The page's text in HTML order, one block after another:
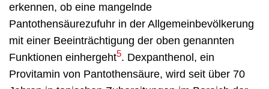
erkennen, ob eine mangelnde
Pantothensäurezufuhr in der Allgemeinbevölkerung
mit einer Beeinträchtigung der oben genannten
Funktionen einhergeht5. Dexpanthenol, ein
Provitamin von Pantothensäure, wird seit über 70